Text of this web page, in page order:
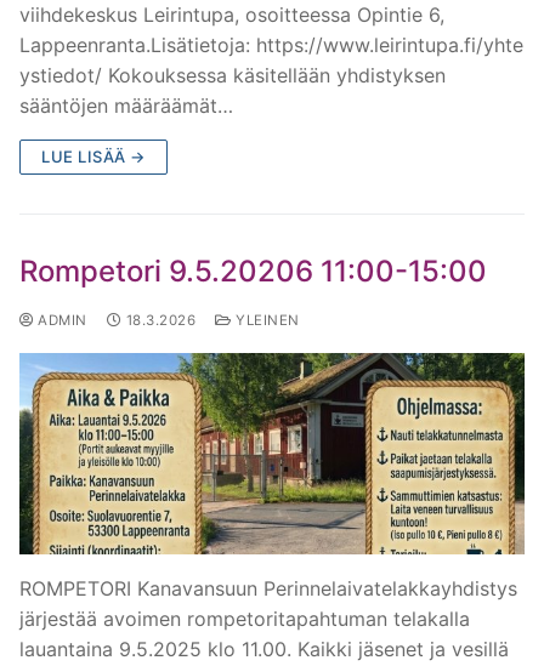
M/S Pömpeli III
M/S Raja 60
M/S Rapid
M/S Rudolf
M/S Sampsa
M/S Taavi
M/S Tapola
M/S Totti
M/S Trio
M/S Virta
M/S Vuoksela
M/S WILH. SCHAUMAN
viihdekeskus Leirintupa, osoitteessa Opintie 6,
Lappeenranta.Lisätietoja: https://www.leirintupa.fi/yhte
ystiedot/ Kokouksessa käsitellään yhdistyksen
sääntöjen määräämät…
LUE LISÄÄ →
Rompetori 9.5.20206 11:00-15:00
ADMIN 18.3.2026 YLEINEN
ROMPETORI Kanavansuun Perinnelaivatelakkayhdistys
järjestää avoimen rompetoritapahtuman telakalla
lauantaina 9.5.2025 klo 11.00. Kaikki jäsenet ja vesillä